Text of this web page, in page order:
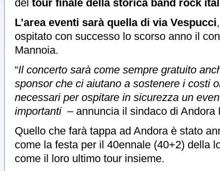
del tour finale della storica band rock
L’area eventi sarà quella di via Vespucci
ospitato con successo lo scorso anno il
Mannoia.
“Il concerto sarà come sempre gratuito
sponsor che ci aiutano a sostenere i costi
necessari per ospitare in sicurezza un
importanti – annuncia il sindaco di Andora
Quello che farà tappa ad Andora è stato
come la festa per il 40ennale (40+2) della
come il loro ultimo tour insieme.